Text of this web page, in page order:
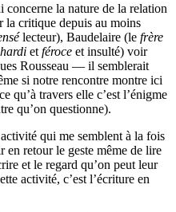
concerne la nature de la relation
la critique depuis au moins
lecteur), Baudelaire (le frère
et féroce et insulté) voir
Rousseau — il semblerait
si notre rencontre montre ici
qu’à travers elle c’est l’énigme
qu’on questionne).
qui me semblent à la fois
en retour le geste même de lire
et le regard qu’on peut leur
activité, c’est l’écriture en